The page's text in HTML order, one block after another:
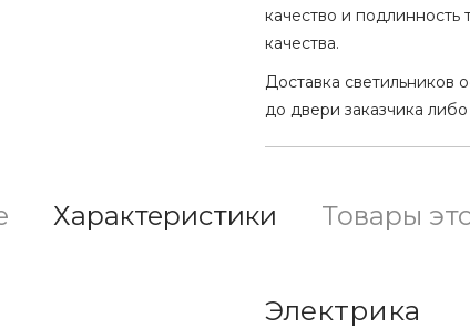
качество и
качества.
Доставка светильников
до двери заказчика
Характеристики Товары
Электрика